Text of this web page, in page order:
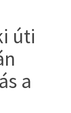
úti
a